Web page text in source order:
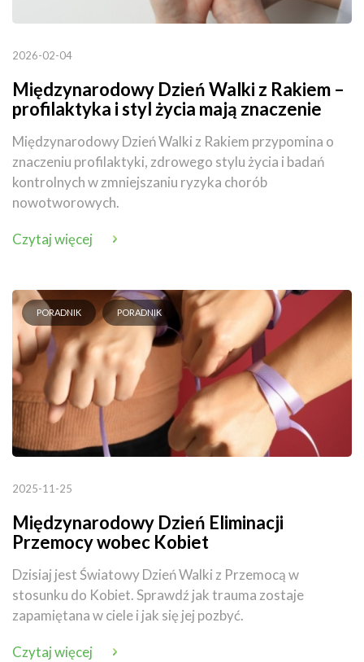
2026-02-04
Międzynarodowy Dzień Walki z Rakiem –
profilaktyka i styl życia mają znaczenie
Międzynarodowy Dzień Walki z Rakiem przypomina o
znaczeniu profilaktyki, zdrowego stylu życia i badań
kontrolnych w zmniejszaniu ryzyka chorób
nowotworowych.
Czytaj więcej
PORADNIK PORADNIK
2025-11-25
Międzynarodowy Dzień Eliminacji
Przemocy wobec Kobiet
Dzisiaj jest Światowy Dzień Walki z Przemocą w
stosunku do Kobiet. Sprawdź jak trauma zostaje
zapamiętana w ciele i jak się jej pozbyć.
Czytaj więcej